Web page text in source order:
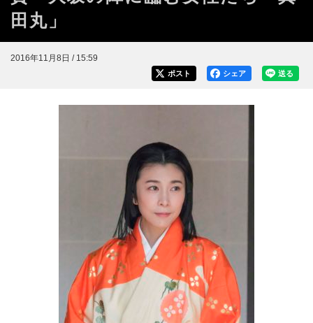
田丸」
2016年11月8日 / 15:59
送る
シェア
ポスト